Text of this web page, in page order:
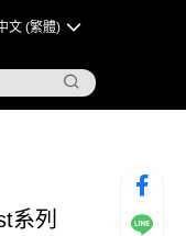
文 (繁體)
系列